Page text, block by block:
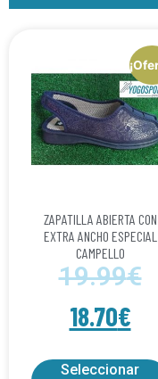
ZAPATILLA ABIERTA CON
EXTRA ANCHO ESPECIAL
CAMPELLO
19.99€
18.70€
Seleccionar